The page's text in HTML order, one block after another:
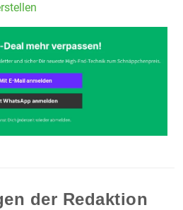
der Redaktion